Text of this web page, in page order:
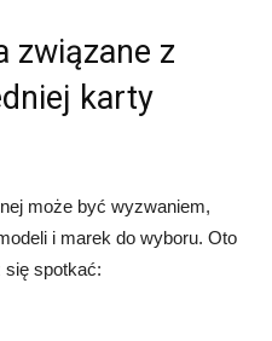
związane z
karty
może być wyzwaniem,
i marek do wyboru. Oto
spotkać: